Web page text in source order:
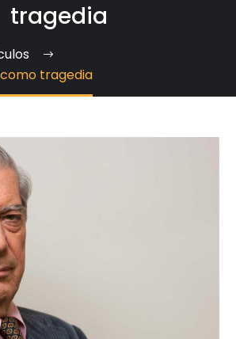
tragedia
tragedia